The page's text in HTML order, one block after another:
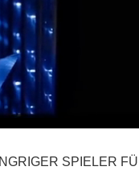
SPIELER